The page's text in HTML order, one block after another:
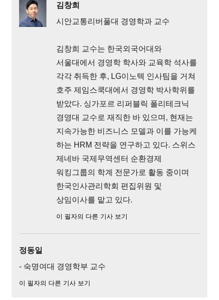
김창희
시안교통리버풀대 경영학과 교수
김창희 교수는 한국외국어대와
서울대에서 경영학 학사와 교육학 석사를
각각 취득한 후, LG이노텍 인사팀을 거쳐
호주 제임스쿡대에서 경영학 박사학위를
받았다. 싱가포르 리퍼블릭 폴리테크닉
경영대 교수로 재직한 바 있으며, 현재는
지속가능한 비즈니스 모델과 이를 가능케
하는 HRM 전략을 연구하고 있다. 스위스
제네바 국제무역센터 순환경제
워킹그룹의 학계 전문가로 활동 중이며
한국인사관리학회 편집위원 및
상임이사를 맡고 있다.
이 필자의 다른 기사 보기
정동일
- 숙명여대 경영학부 교수
이 필자의 다른 기사 보기